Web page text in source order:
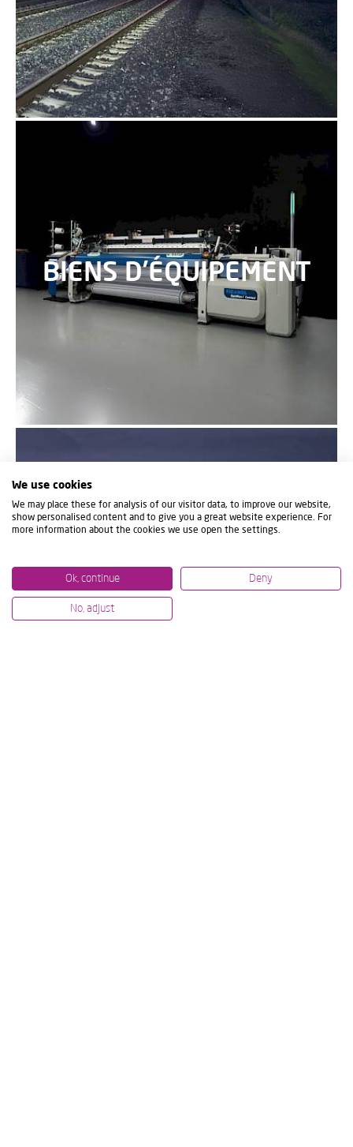
BIENS D’ÉQUIPEMENT
ÉNERGIE
We use cookies
We may place these for analysis of our visitor data, to improve our website,
show personalised content and to give you a great website experience. For
more information about the cookies we use open the settings.
Ok, continue Deny
No, adjust